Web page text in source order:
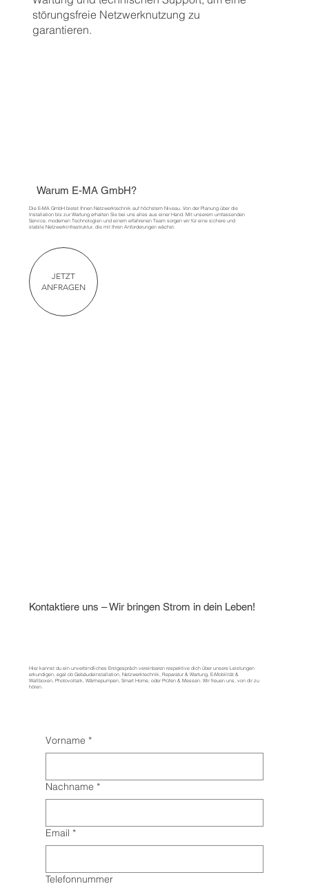
störungsfreie Netzwerknutzung zu
garantieren.
Warum E-MA GmbH?
Die E-MA GmbH bietet Ihnen Netzwerktechnik auf höchstem Niveau. Von der Planung über die
Installation bis zur Wartung erhalten Sie bei uns alles aus einer Hand. Mit unserem umfassenden
Service, modernen Technologien und einem erfahrenen Team sorgen wir für eine sichere und
stabile Netzwerkinfrastruktur, die mit Ihren Anforderungen wächst.
JETZT
ANFRAGEN
Kontaktiere uns – Wir bringen Strom in dein Leben!
Hier kannst du ein unverbindliches Erstgespräch vereinbaren respektive dich über unsere Leistungen
erkundigen, egal ob Gebäudeinstallation, Netzwerktechnik, Reparatur & Wartung, E-Mobilität &
Wallboxen, Photovoltaik, Wärmepumpen, Smart Home, oder Prüfen & Messen. Wir freuen uns, von dir zu
hören.
Vorname *
Nachname *
Email *
Telefonnummer